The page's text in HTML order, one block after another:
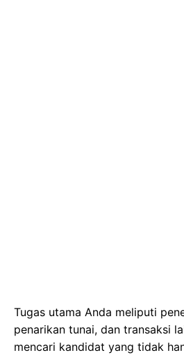
Tugas utama Anda meliputi
penarikan tunai, dan transaksi
mencari kandidat yang tidak